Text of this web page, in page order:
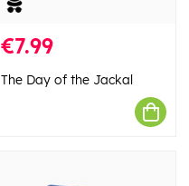
€7.99
The Day of the Jackal